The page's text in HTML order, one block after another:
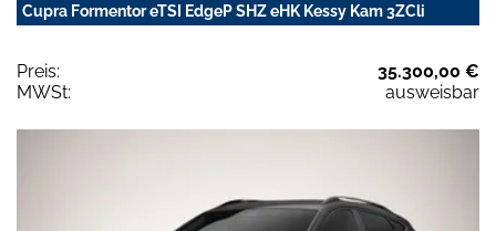
Cupra Formentor eTSI EdgeP SHZ eHK Kessy Kam 3ZCli
Preis:
35.300,00 €
MWSt:
ausweisbar